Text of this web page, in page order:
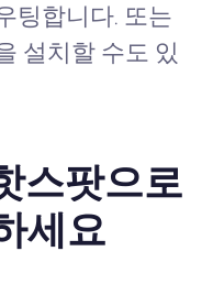
팅합니다. 또는
설치할 수도 있
스팟으로
세요